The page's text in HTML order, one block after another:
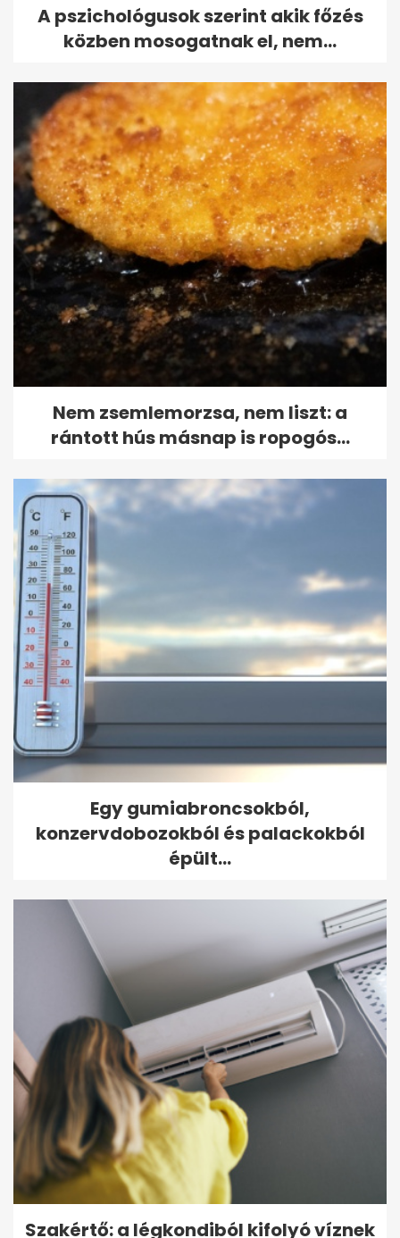
A pszichológusok szerint akik főzés
közben mosogatnak el, nem...
Nem zsemlemorzsa, nem liszt: a
rántott hús másnap is ropogós...
Egy gumiabroncsokból,
konzervdobozokból és palackokból
épült...
Szakértő: a légkondiból kifolyó víznek